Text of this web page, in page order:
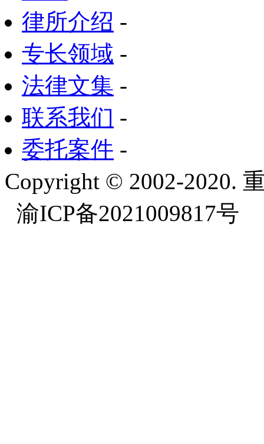
律所介绍 -
专长领域 -
法律文集 -
联系我们 -
委托案件 -
Copyright © 2002-2020.
渝ICP备2021009817号